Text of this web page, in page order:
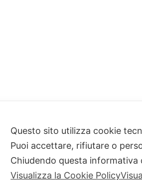
Questo sito utilizza cookie
Puoi accettare, rifiutare o
Chiudendo questa
Visualizza la Cookie Policy